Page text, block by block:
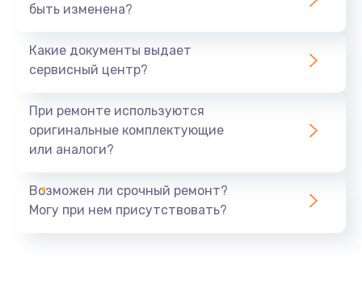
быть изменена?
Какие документы выдает
сервисный центр?
При ремонте используются
оригинальные комплектующие
или аналоги?
Возможен ли срочный ремонт?
Могу при нем присутствовать?